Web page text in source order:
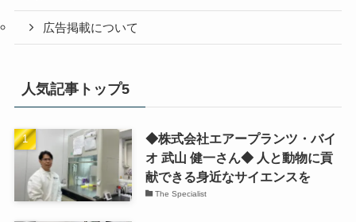
広告掲載について
人気記事トップ5
◆株式会社エアープランツ・バイ
オ 武山 健一さん◆ 人と動物に貢
献できる身近なサイエンスを
The Specialist